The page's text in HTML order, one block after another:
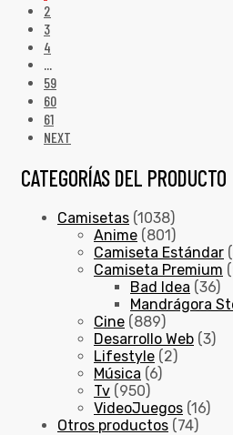
2
3
4
…
59
60
61
NEXT
CATEGORÍAS DEL PRODUCTO
Camisetas (1038)
Anime (801)
Camiseta Estándar
Camiseta Premium
Bad Idea (36)
Mandrágora
Cine (889)
Desarrollo Web (3)
Lifestyle (2)
Música (6)
Tv (950)
VideoJuegos (16)
Otros productos (74)